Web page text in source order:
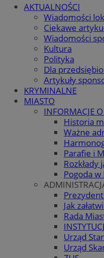
AKTUALNOŚCI
Wiadomości
Ciekawe
Wiadomości
Kultura
Polityka
Dla
Artykuły
KRYMINALNE
MIASTO
INFORMACJE
Historia
Ważne
Parafie i
Rozkłady
Pogoda w
Jak
Rada
Urząd
Urząd